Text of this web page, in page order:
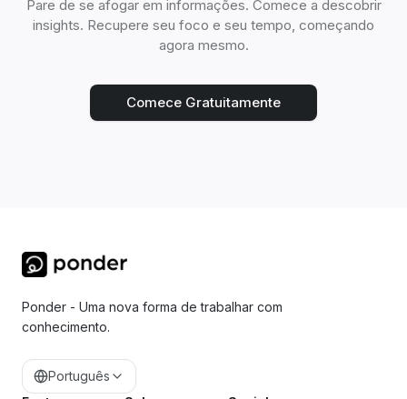
Pare de se afogar em informações. Comece a descobrir
insights. Recupere seu foco e seu tempo, começando
agora mesmo.
Comece Gratuitamente
Ponder - Uma nova forma de trabalhar com
conhecimento.
Português